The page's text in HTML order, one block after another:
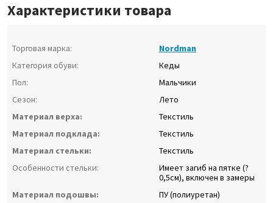
Характеристики товара
Торговая марка:
Nordman
Категория обуви:
Кеды
Пол:
Мальчики
Сезон:
Лето
Материал верха:
Текстиль
Материал подклада:
Текстиль
Материал стельки:
Текстиль
Особенности стельки:
Имеет загиб на пятке (?
0,5см), включен в замеры
Материал подошвы:
ПУ (полиуретан)